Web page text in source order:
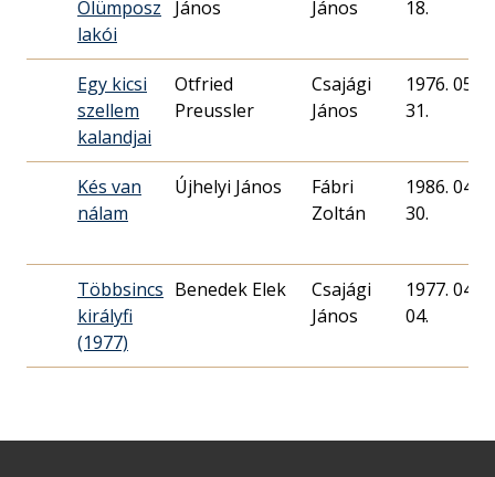
Olümposz
lakói
János
János
18.
Egy kicsi
szellem
kalandjai
Otfried
Preussler
Csajági
János
1976. 05.
31.
Kés van
nálam
Újhelyi János
Fábri
Zoltán
1986. 04.
30.
Többsincs
királyfi
(1977)
Benedek Elek
Csajági
János
1977. 04.
04.